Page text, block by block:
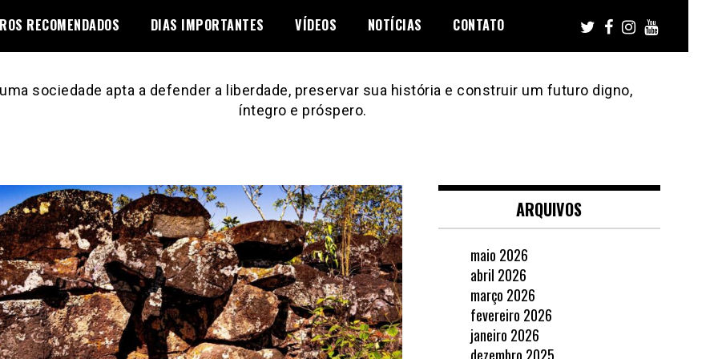
RECOMENDADOS DIAS IMPORTANTES VÍDEOS NOTÍCIAS CONTATO
sociedade apta a defender a liberdade, preservar sua história e construir um futuro digno,
íntegro e próspero.
ARQUIVOS
maio 2026
abril 2026
março 2026
fevereiro 2026
janeiro 2026